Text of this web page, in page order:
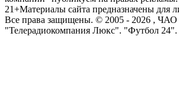
21+Материалы сайта предназначены для
Все права защищены. © 2005 - 2026 , ЧАО
"Телерадиокомпания Люкс". "Футбол 24".